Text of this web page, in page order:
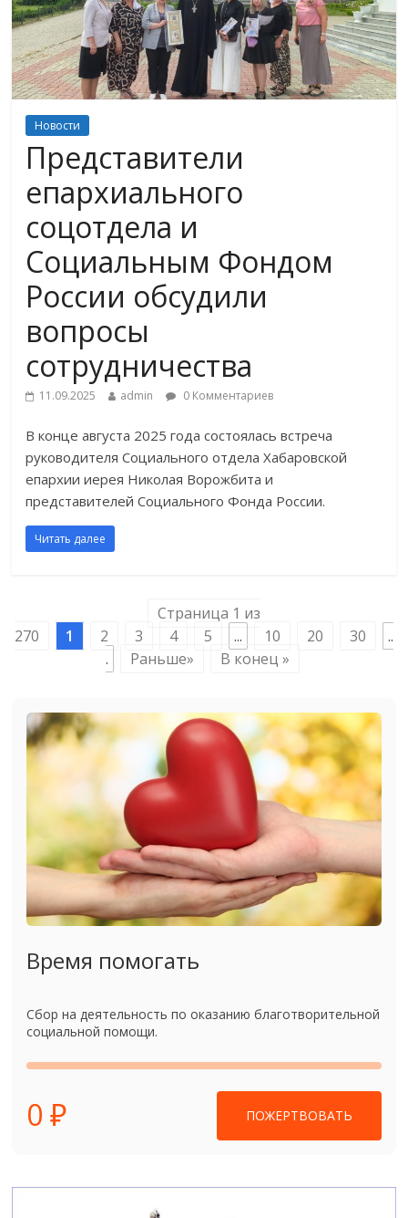
Новости
Представители
епархиального
соцотдела и
Социальным Фондом
России обсудили
вопросы
сотрудничества
11.09.2025 admin 0 Комментариев
В конце августа 2025 года состоялась встреча
руководителя Социального отдела Хабаровской
епархии иерея Николая Ворожбита и
представителей Социального Фонда России.
Читать далее
Страница 1 из
270
1 2 3 4 5 ... 10 20 30
..
.
Раньше» В конец »
Время помогать
Сбор на деятельность по оказанию благотворительной
социальной помощи.
0 ₽ ПОЖЕРТВОВАТЬ